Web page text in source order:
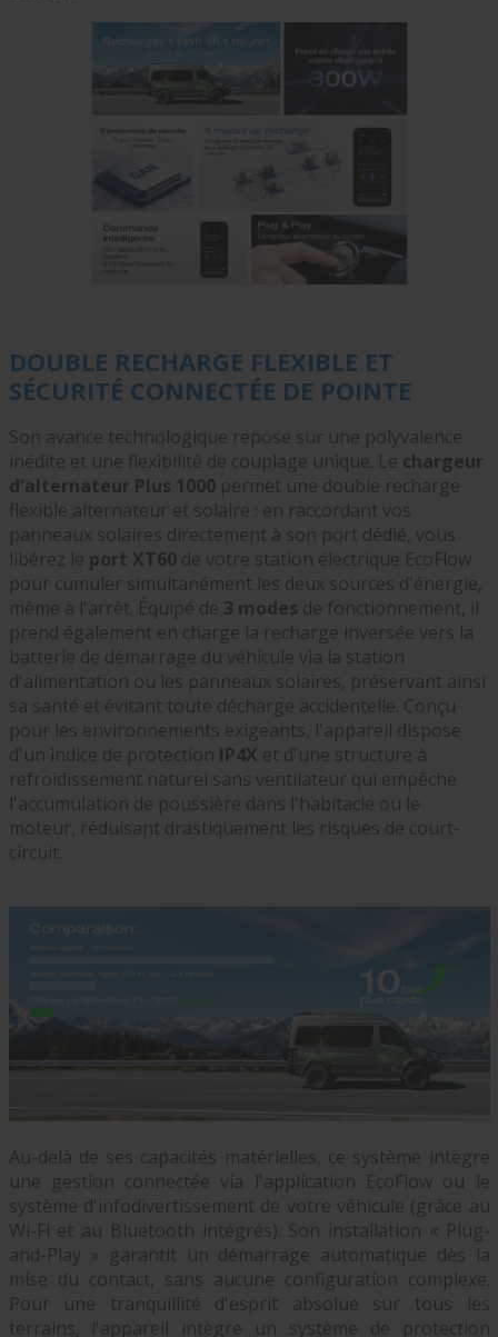
DOUBLE RECHARGE FLEXIBLE ET
SÉCURITÉ CONNECTÉE DE POINTE
Son avance technologique repose sur une polyvalence
inédite et une flexibilité de couplage unique. Le chargeur
d'alternateur Plus 1000permet une double recharge
flexible alternateur et solaire : en raccordant vos
panneaux solaires directement à son port dédié, vous
libérez le port XT60de votre station électrique EcoFlow
pour cumuler simultanément les deux sources d'énergie,
même à l'arrêt. Équipé de 3 modes de fonctionnement, il
prend également en charge la recharge inversée vers la
batterie de démarrage du véhicule via la station
d'alimentation ou les panneaux solaires, préservant ainsi
sa santé et évitant toute décharge accidentelle. Conçu
pour les environnements exigeants, l'appareil dispose
d'un indice de protection IP4X et d'une structure à
refroidissement naturel sans ventilateur qui empêche
l'accumulation de poussière dans l'habitacle ou le
moteur, réduisant drastiquement les risques de court-
circuit.
Au-delà de ses capacités matérielles, ce système intègre
une gestion connectée via l'application EcoFlow ou le
système d'infodivertissement de votre véhicule (grâce au
Wi-Fi et au Bluetooth intégrés). Son installation « Plug-
and-Play » garantit un démarrage automatique dès la
mise du contact, sans aucune configuration complexe.
Pour une tranquillité d'esprit absolue sur tous les
terrains, l'appareil intègre un système de protection